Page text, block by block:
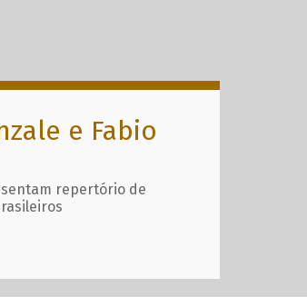
e Fabio
repertório de